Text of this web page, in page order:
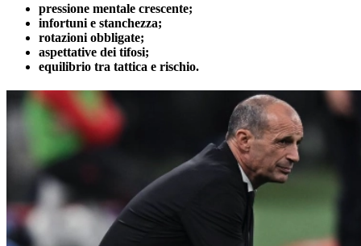
pressione mentale crescente;
infortuni e stanchezza;
rotazioni obbligate;
aspettative dei tifosi;
equilibrio tra tattica e rischio.